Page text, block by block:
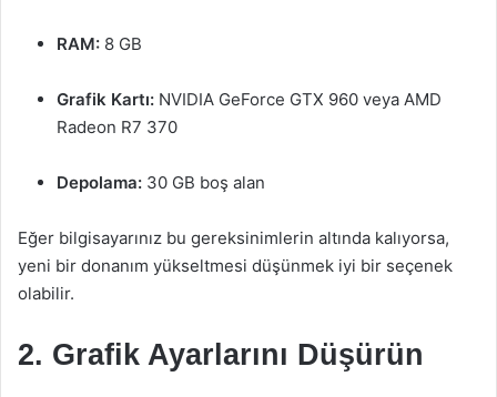
RAM: 8 GB
Grafik Kartı: NVIDIA GeForce GTX 960 veya AMD
Radeon R7 370
Depolama: 30 GB boş alan
Eğer bilgisayarınız bu gereksinimlerin altında kalıyorsa,
yeni bir donanım yükseltmesi düşünmek iyi bir seçenek
olabilir.
2. Grafik Ayarlarını Düşürün